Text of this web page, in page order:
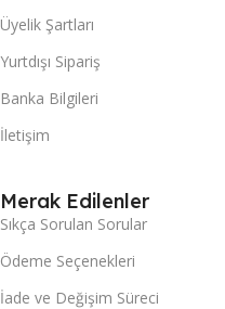
Üyelik Şartları
Yurtdışı Sipariş
Banka Bilgileri
İletişim
Merak Edilenler
Sıkça Sorulan Sorular
Ödeme Seçenekleri
İade ve Değişim Süreci